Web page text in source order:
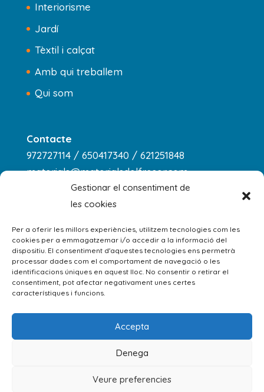
Gestionar el consentiment de
les cookies
Per a oferir les millors experiències, utilitzem tecnologies com les
cookies per a emmagatzemar i/o accedir a la informació del
dispositiu. El consentiment d'aquestes tecnologies ens permetrà
processar dades com el comportament de navegació o les
identificacions úniques en aquest lloc. No consentir o retirar el
consentiment, pot afectar negativament unes certes
característiques i funcions.
Accepta
Denega
Veure preferencies
Interiorisme
Jardí
Tèxtil i calçat
Amb qui treballem
Qui som
Contacte
972727114 / 650417340 / 621251848
materials@materialsdelfreser.com
dilluns a dijous
8:00 - 13:00 / 14:00 - 18:00
divendres: 8:00 - 13:00
dissabte: 9:00 - 13:00
Política de Privacitat